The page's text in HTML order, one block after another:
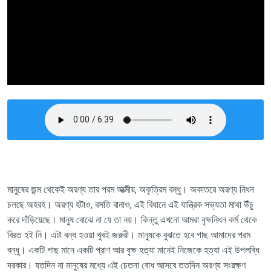
মানুষের জন্ম থেকেই অরণ্য তার পরম আত্মীয়, অকৃত্রিম বন্ধু। অকাতরে অরণ্য নিধন
চলছে অহরহ। অরণ্য হটাও, বসতি বানাও, এই বিধানে এই যান্ত্রিক সভ্যতা মাথা উঁচু
করে দাঁড়িয়েছে। মানুষ বোঝে না যে তা নয়। কিন্তু এখনো আমরা বৃক্ষনিধন কর্ম থেকে
বিরত হই নি। এটা বন্ধ হওয়া খুবই জরুরী। মানুষকে বুঝতে হবে গাছ আমাদের পরম
বন্ধু। একটি গাছ মানে একটি প্রাণ আর বৃক্ষ হত্যা মানেই নিজেকে হত্যা এই উপলব্ধি
দরকার। যতদিন না মানুষের মধ্যে এই চেতনা বোধ আসবে ততদিন অরণ্য সংরক্ষণ